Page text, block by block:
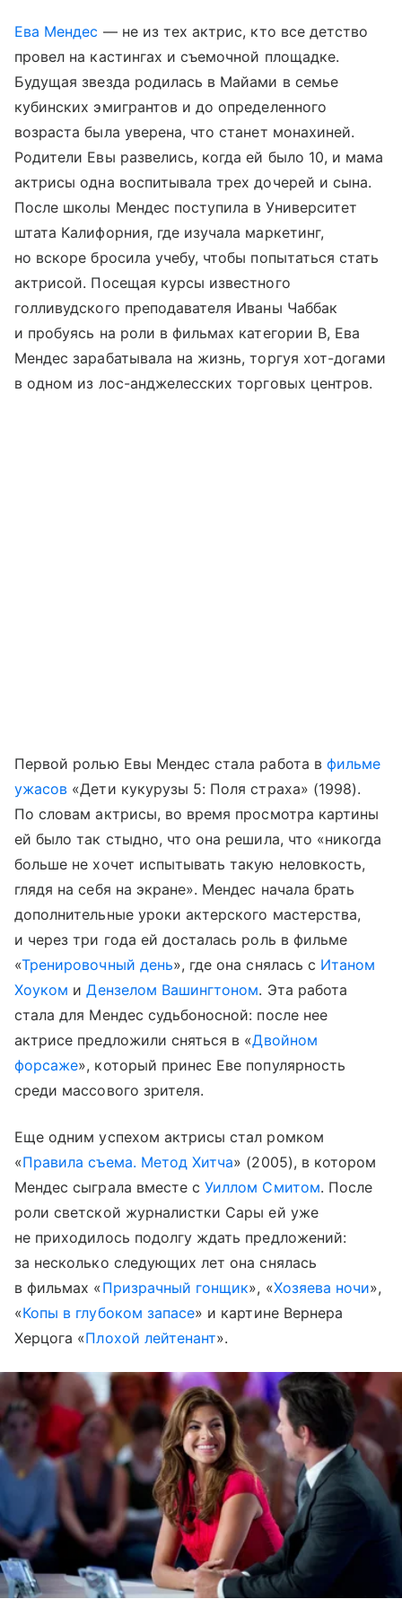
Ева Мендес — не из тех актрис, кто все детство
провел на кастингах и съемочной площадке.
Будущая звезда родилась в Майами в семье
кубинских эмигрантов и до определенного
возраста была уверена, что станет монахиней.
Родители Евы развелись, когда ей было 10, и мама
актрисы одна воспитывала трех дочерей и сына.
После школы Мендес поступила в Университет
штата Калифорния, где изучала маркетинг,
но вскоре бросила учебу, чтобы попытаться стать
актрисой. Посещая курсы известного
голливудского преподавателя Иваны Чаббак
и пробуясь на роли в фильмах категории B, Ева
Мендес зарабатывала на жизнь, торгуя хот-догами
в одном из лос-анджелесских торговых центров.
Первой ролью Евы Мендес стала работа в фильме
ужасов «Дети кукурузы 5: Поля страха» (1998).
По словам актрисы, во время просмотра картины
ей было так стыдно, что она решила, что «никогда
больше не хочет испытывать такую неловкость,
глядя на себя на экране». Мендес начала брать
дополнительные уроки актерского мастерства,
и через три года ей досталась роль в фильме
«Тренировочный день», где она снялась с Итаном
Хоуком иДензелом Вашингтоном. Эта работа
стала для Мендес судьбоносной: после нее
актрисе предложили сняться в «Двойном
форсаже», который принес Еве популярность
среди массового зрителя.
Еще одним успехом актрисы стал ромком
«Правила съема. Метод Хитча» (2005), в котором
Мендес сыграла вместе сУиллом Смитом. После
роли светской журналистки Сары ей уже
не приходилось подолгу ждать предложений:
за несколько следующих лет она снялась
в фильмах «Призрачный гонщик», «Хозяева ночи»,
«Копы в глубоком запасе» и картине Вернера
Херцога «Плохой лейтенант».